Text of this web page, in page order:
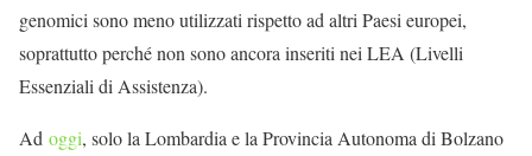
genomici sono meno utilizzati rispetto ad altri Paesi europei,
soprattutto perché non sono ancora inseriti nei LEA (Livelli
Essenziali di Assistenza).
Ad oggi, solo la Lombardia e la Provincia Autonoma di Bolzano